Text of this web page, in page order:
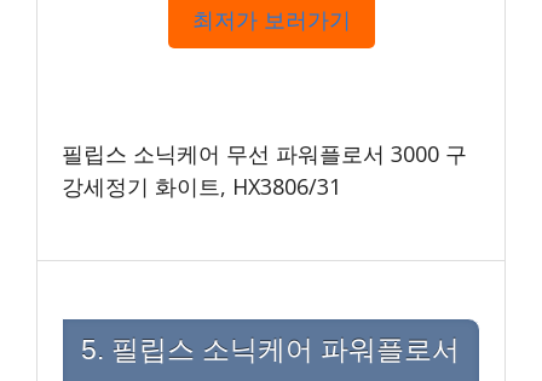
최저가 보러가기
필립스 소닉케어 무선 파워플로서 3000 구
강세정기 화이트, HX3806/31
5. 필립스 소닉케어 파워플로서